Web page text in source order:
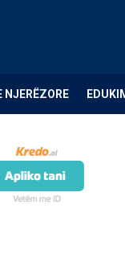
NJERËZORE